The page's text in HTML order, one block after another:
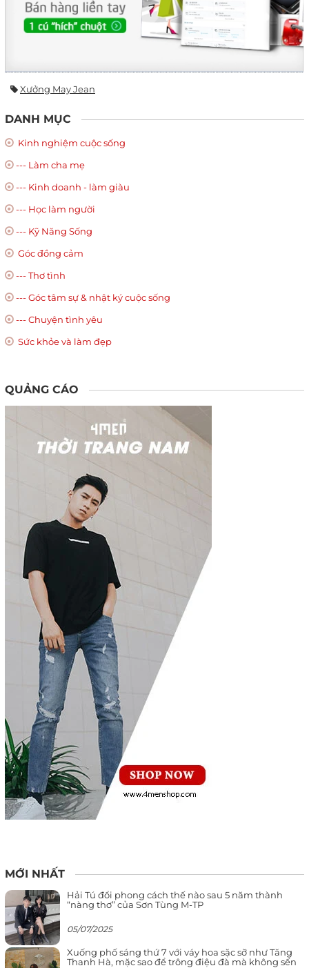
Xưởng May Jean
DANH MỤC
Kinh nghiệm cuộc sống
--- Làm cha mẹ
--- Kinh doanh - làm giàu
--- Học làm người
--- Kỹ Năng Sống
Góc đồng cảm
--- Thơ tình
--- Góc tâm sự & nhật ký cuộc sống
--- Chuyện tình yêu
Sức khỏe và làm đẹp
QUẢNG CÁO
MỚI NHẤT
Hải Tú đổi phong cách thế nào sau 5 năm thành
“nàng thơ” của Sơn Tùng M-TP
05/07/2025
Xuống phố sáng thứ 7 với váy hoa sặc sỡ như Tăng
Thanh Hà, mặc sao để trông điệu đà mà không sến